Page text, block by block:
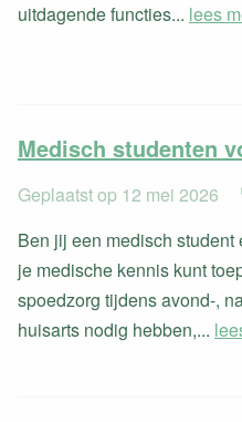
uitdagende functies... lees
Medisch studenten
Geplaatst op 12 mei 2026
Ben jij een medisch
je medische kennis kunt
spoedzorg tijdens avond-,
huisarts nodig hebben,...